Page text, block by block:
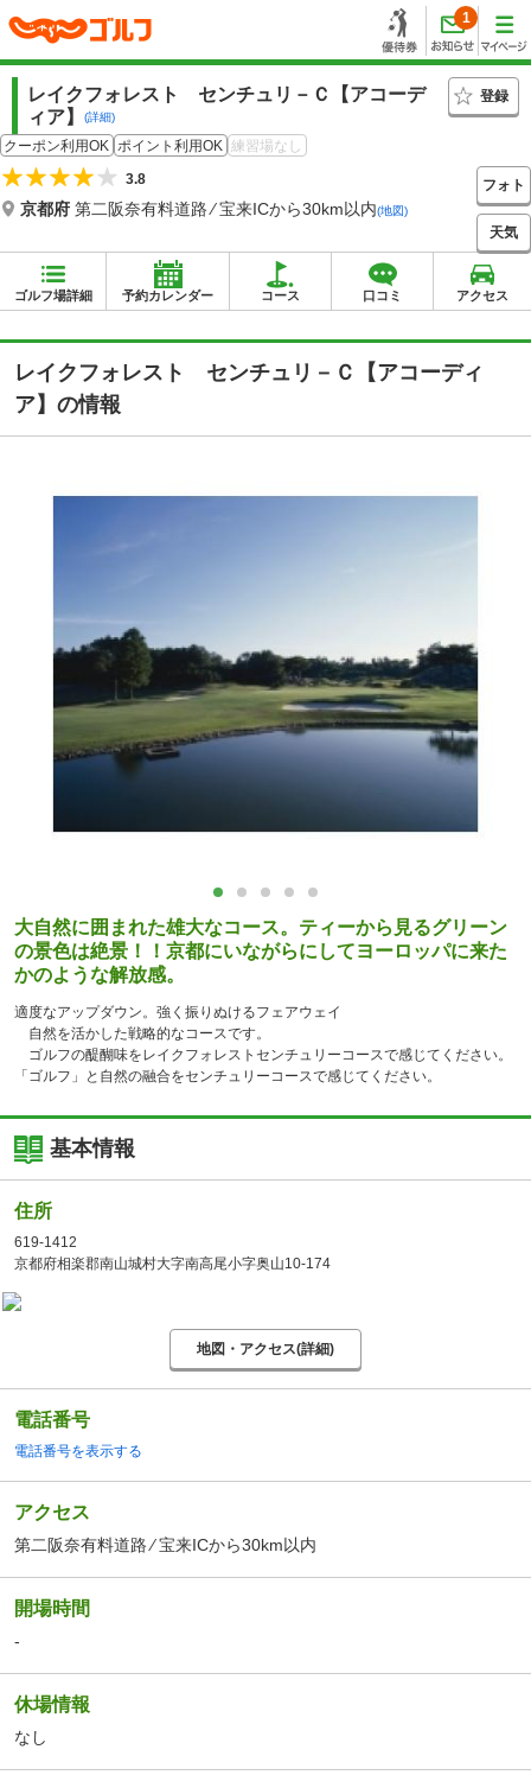
1
レイクフォレスト センチュリ－Ｃ【アコーデ
ィア】
(詳細)
登録
クーポン利用OK ポイント利用OK 練習場なし
3.8
京都府 第二阪奈有料道路 ⁄ 宝来ICから30km以内(地図)
フォト
天気
ゴルフ場詳細 予約カレンダー コース 口コミ アクセス
レイクフォレスト センチュリ－Ｃ【アコーディ
ア】の情報
大自然に囲まれた雄大なコース。ティーから見るグリーン
の景色は絶景！！京都にいながらにしてヨーロッパに来た
かのような解放感。
適度なアップダウン。強く振りぬけるフェアウェイ
自然を活かした戦略的なコースです。
ゴルフの醍醐味をレイクフォレストセンチュリーコースで感じてください。
「ゴルフ」と自然の融合をセンチュリーコースで感じてください。
基本情報
住所
619-1412
京都府相楽郡南山城村大字南高尾小字奥山10-174
地図・アクセス(詳細)
電話番号
電話番号を表示する
アクセス
第二阪奈有料道路 ⁄ 宝来ICから30km以内
開場時間
-
休場情報
なし